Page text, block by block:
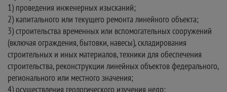
1) проведения инженерных изысканий;
2) капитального или текущего ремонта линейного объекта;
3) строительства временных или вспомогательных сооружений
(включая ограждения, бытовки, навесы), складирования
строительных и иных материалов, техники для обеспечения
строительства, реконструкции линейных объектов федерального,
регионального или местного значения;
4) осуществления геологического изучения недр;